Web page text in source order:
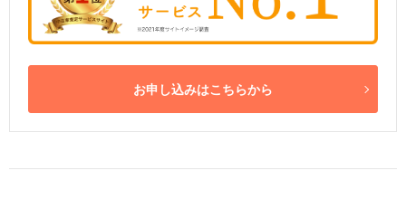
お申し込みはこちらから